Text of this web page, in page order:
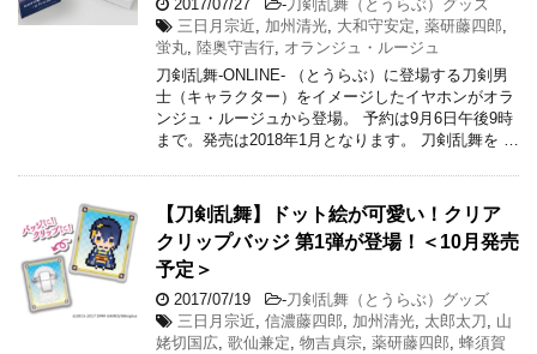
2017/07/27 -刀剣乱舞（とうらぶ）グッズ
三日月宗近, 加州清光, 大和守安定, 薬研藤四郎,
蛍丸, 陸奥守吉行, オランジュ・ルージュ
刀剣乱舞-ONLINE- （とうらぶ）に登場する刀剣男
士（キャラクター）をイメージしたイヤホンがオラ
ンジュ・ルージュから登場。 予約は9月6日午後9時
まで。発売は2018年1月となります。 刀剣乱舞を …
【刀剣乱舞】ドット絵が可愛い！クリア
クリップバッジ 第1弾が登場！＜10月発売
予定＞
2017/07/19 -刀剣乱舞（とうらぶ）グッズ
三日月宗近, 信濃藤四郎, 加州清光, 太郎太刀, 山
姥切国広, 歌仙兼定, 物吉貞宗, 薬研藤四郎, 蜂須賀